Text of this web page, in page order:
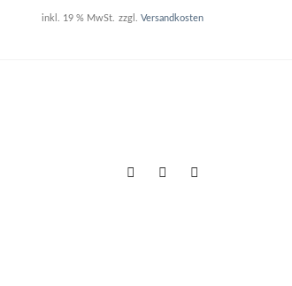
inkl. 19 % MwSt. zzgl. Versandkosten